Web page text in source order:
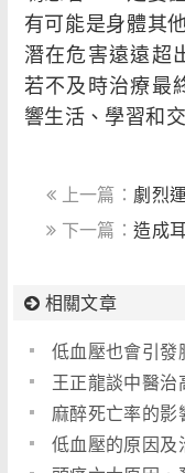
有可能是身體其
潛在危害遠遠超
若不及時治療最
響生活、學習和
上一篇： 劇烈
下一篇：造成
相關文章
低血壓也會引
王正龍談中醫治
麻醉死亡率的影
低血壓的原因及